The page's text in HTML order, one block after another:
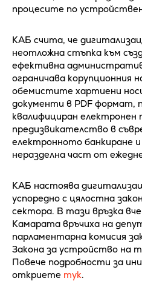
процесите по
КАБ счита, че
неотложна стъпка към
ефективна
ограничава корупционния
обемистите хартиени
документи в PDF формат,
квалифициран електронен
предизвикателство в
електронното банкиране
неразделна част от
КАБ настоява
успоредно с цялостна
сектора. В тази връзка
Камарата връчиха на
парламентарна комисия
Закона за устройство на
Повече подробности за
откриете тук.